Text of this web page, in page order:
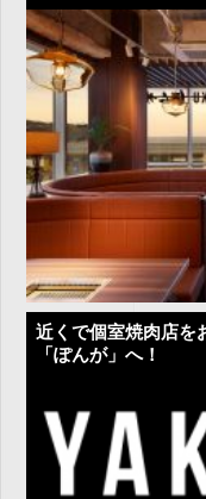
近くで個室焼肉店を
「ぽんが」へ！